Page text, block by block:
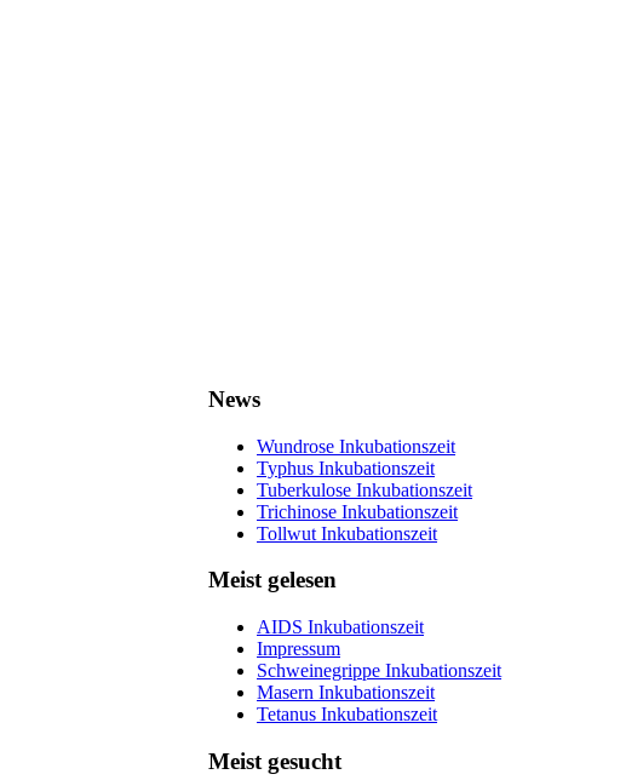
News
Wundrose Inkubationszeit
Typhus Inkubationszeit
Tuberkulose Inkubationszeit
Trichinose Inkubationszeit
Tollwut Inkubationszeit
Meist gelesen
AIDS Inkubationszeit
Impressum
Schweinegrippe Inkubationszeit
Masern Inkubationszeit
Tetanus Inkubationszeit
Meist gesucht